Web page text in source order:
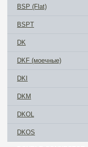
BSP (Flat)
BSPT
DK
DKF (моечные)
DKI
DKM
DKOL
DKOS